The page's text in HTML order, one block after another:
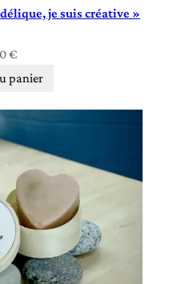
je suis créative »
€
panier